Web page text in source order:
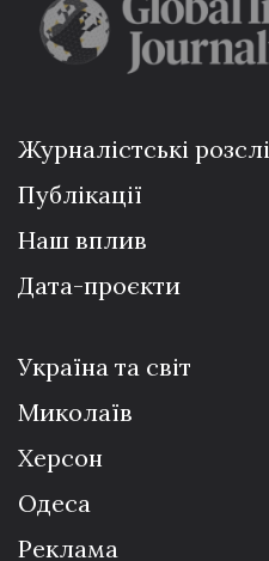
Журналістські
Публікації
Наш вплив
Дата-проєкти
Україна та світ
Миколаїв
Херсон
Одеса
Реклама